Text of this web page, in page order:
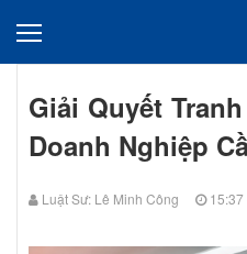
Giải Quyết
Doanh Nghiệp
Luật Sư: Lê Minh Công 15:37